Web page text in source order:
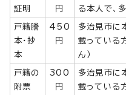
証明
円
る本人で、
戸籍謄
本・抄
本
450
円
多治見市に
載っている
ん）
戸籍の
附票
300
円
多治見市に
載っている